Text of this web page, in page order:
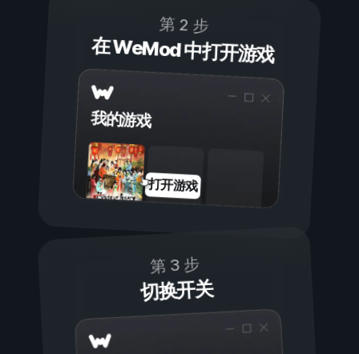
第 2 步
在 WeMod 中打开游戏
我的游戏
打开游戏
第 3 步
切换开关